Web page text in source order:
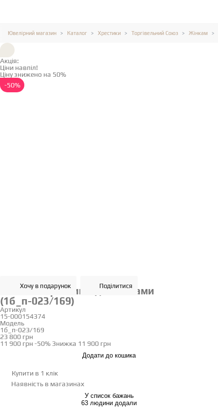
Ювелірний магазин Каталог Хрестики Торгівельний Союз Жінкам
Акція:
Ціни навпіл!
Ціну знижено на 50%
-50%
Хочу в подарунок Поділитися
Золотий хрестик з діамантами
(1б_п-023/169)
Артикул
15-000154374
Модель
1б_п-023/169
23 800 грн
11 900 грн -50% Знижка 11 900 грн
Додати до кошика
Купити в 1 клік
Наявність в магазинах
У список бажань
63 людини додали